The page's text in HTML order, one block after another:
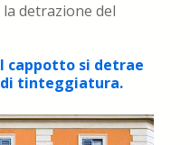
detrazione del
cappotto si detrae
di tinteggiatura.